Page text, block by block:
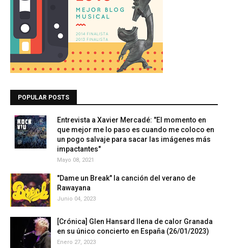
POPULAR POSTS
Entrevista a Xavier Mercadé: "El momento en
que mejor me lo paso es cuando me coloco en
un pogo salvaje para sacar las imágenes más
impactantes"
Mayo 08, 2021
"Dame un Break" la canción del verano de
Rawayana
Junio 04, 2023
[Crónica] Glen Hansard llena de calor Granada
en su único concierto en España (26/01/2023)
Enero 27, 2023